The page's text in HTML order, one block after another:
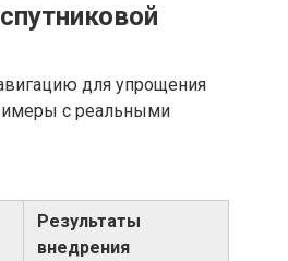
для упрощения
с реальными
Результаты
внедрения